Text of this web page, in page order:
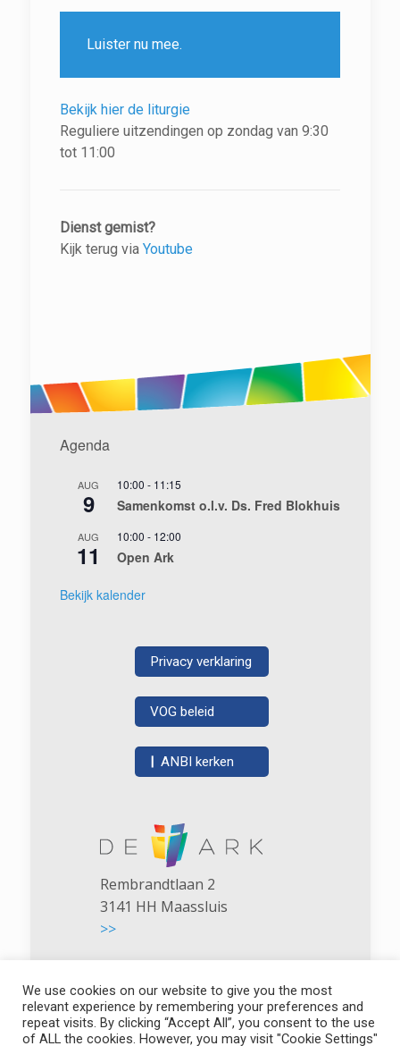
Luister nu mee.
Bekijk hier de liturgie
Reguliere uitzendingen op zondag van 9:30
tot 11:00
Dienst gemist?
Kijk terug via Youtube
Agenda
AUG
9
10:00 - 11:15
Samenkomst o.l.v. Ds. Fred Blokhuis
AUG
11
10:00 - 12:00
Open Ark
Bekijk kalender
Privacy verklaring
VOG beleid
|ANBI kerken
Rembrandtlaan 2
3141 HH Maassluis
>>
We use cookies on our website to give you the most
relevant experience by remembering your preferences and
repeat visits. By clicking “Accept All”, you consent to the use
of ALL the cookies. However, you may visit "Cookie Settings"